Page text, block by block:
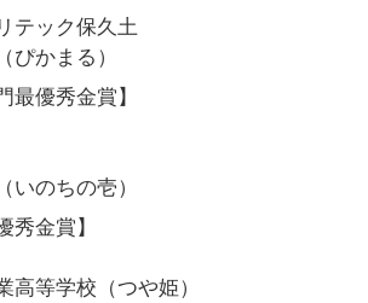
ック保久土
かまる）
最優秀金賞】
のちの壱）
秀金賞】
高等学校（つや姫）